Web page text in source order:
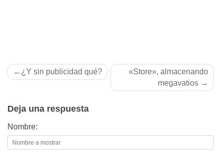
Navegación
¿Y sin publicidad qué?
«Store», almacenando
megavatios
Deja una respuesta
Nombre: